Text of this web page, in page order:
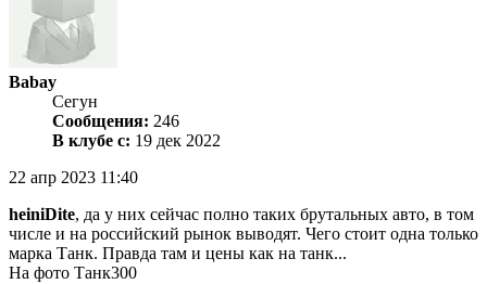
Babay
Сегун
Сообщения: 246
В клубе с: 19 дек 2022
22 апр 2023 11:40
heiniDite, да у них сейчас полно таких брутальных авто, в том
числе и на российский рынок выводят. Чего стоит одна только
марка Танк. Правда там и цены как на танк...
На фото Танк300